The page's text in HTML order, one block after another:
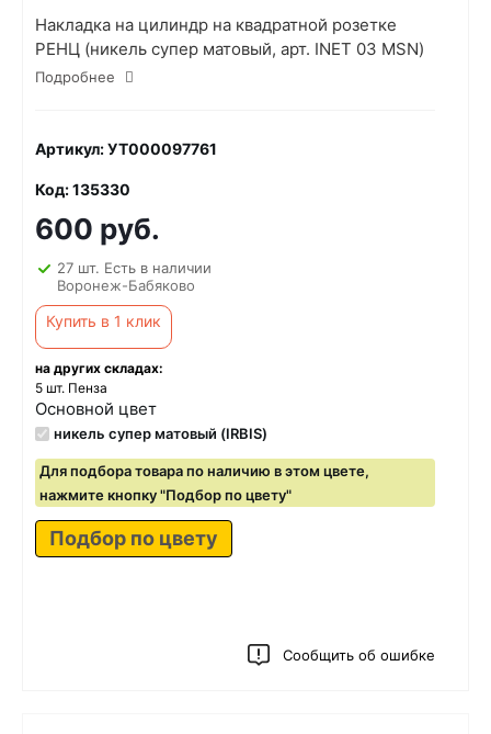
Накладка на цилиндр на квадратной розетке
РЕНЦ (никель супер матовый, арт. INET 03 MSN)
Подробнее
Артикул: УТ000097761
Код: 135330
600 руб.
27 шт. Есть в наличии
Воронеж-Бабяково
Купить в 1 клик
на других складах:
5 шт. Пенза
Основной цвет
никель супер матовый (IRBIS)
Для подбора товара по наличию в этом цвете,
нажмите кнопку "Подбор по цвету"
Подбор по цвету
Сообщить об ошибке